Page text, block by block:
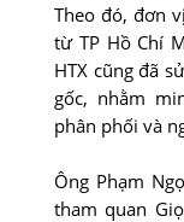
Theo đó, đơn
từ TP Hồ Chí
HTX cũng đã
gốc, nhằm
phân phối và
Ông Phạm
tham quan